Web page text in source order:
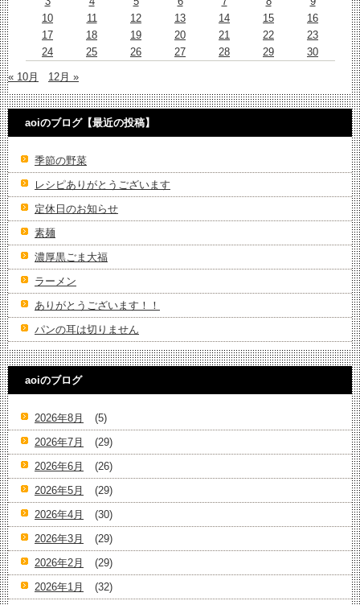
10
11 12 13 14 15
16
17
18 19 20 21 22
23
24
25 26 27 28 29 30
« 10月 12月 »
aoiのブログ【最近の投稿】
季節の野菜
レシピありがとうございます
定休日のお知らせ
素麺
濃厚黒ごま大福
ラーメン
ありがとうございます！！
パンの耳は切りません
aoiのブログ
2026年8月
(5)
2026年7月
(29)
2026年6月
(26)
2026年5月
(29)
2026年4月
(30)
2026年3月
(29)
2026年2月
(29)
2026年1月
(32)